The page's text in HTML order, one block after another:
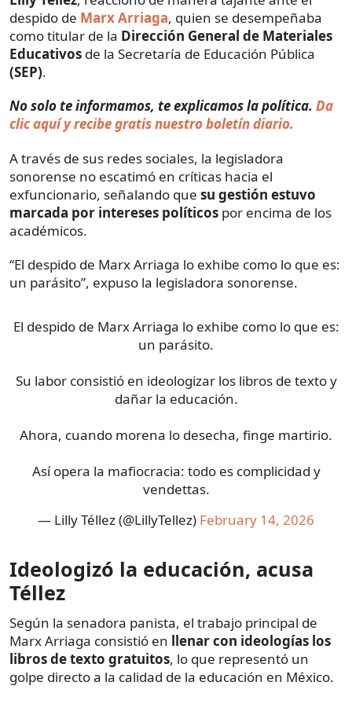
despido de Marx Arriaga, quien se desempeñaba
como titular de la Dirección General de Materiales
Educativos de la Secretaría de Educación Pública
(SEP).
No solo te informamos, te explicamos la política. Da
clic aquí y recibe gratis nuestro boletín diario.
A través de sus redes sociales, la legisladora
sonorense no escatimó en críticas hacia el
exfuncionario, señalando que su gestión estuvo
marcada por intereses políticos por encima de los
académicos.
“El despido de Marx Arriaga lo exhibe como lo que es:
un parásito”, expuso la legisladora sonorense.
El despido de Marx Arriaga lo exhibe como lo que es:
un parásito.
Su labor consistió en ideologizar los libros de texto y
dañar la educación.
Ahora, cuando morena lo desecha, finge martirio.
Así opera la mafiocracia: todo es complicidad y
vendettas.
— Lilly Téllez (@LillyTellez) February 14, 2026
Ideologizó la educación, acusa
Téllez
Según la senadora panista, el trabajo principal de
Marx Arriaga consistió en llenar con ideologías los
libros de texto gratuitos, lo que representó un
golpe directo a la calidad de la educación en México.